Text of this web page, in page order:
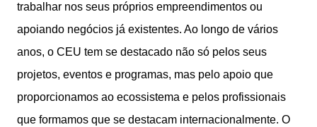
trabalhar nos seus próprios empreendimentos ou
apoiando negócios já existentes. Ao longo de vários
anos, o CEU tem se destacado não só pelos seus
projetos, eventos e programas, mas pelo apoio que
proporcionamos ao ecossistema e pelos profissionais
que formamos que se destacam internacionalmente. O